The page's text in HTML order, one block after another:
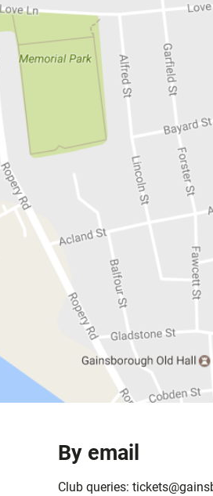
By email
Club queries: